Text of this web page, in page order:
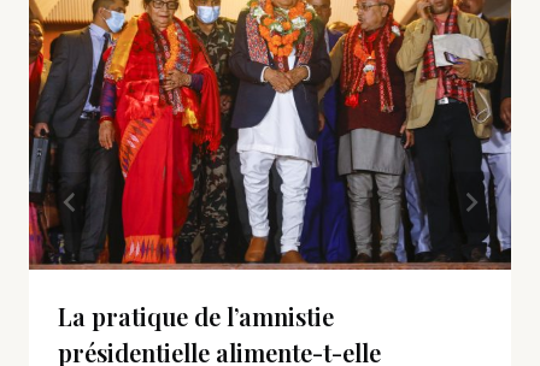
La pratique de l’amnistie
présidentielle alimente-t-elle